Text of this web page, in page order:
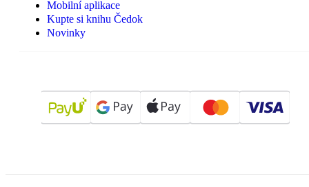
Mobilní aplikace
Kupte si knihu Čedok
Novinky